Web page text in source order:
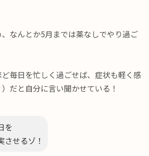
なんとか5月までは薬なしでやり過ご
毎日を忙しく過ごせば、症状も軽く感
だと自分に言い聞かせている！
を
させるゾ！